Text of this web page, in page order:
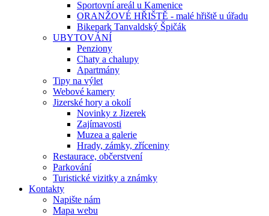
Sportovní areál u Kamenice
ORANŽOVÉ HŘIŠTĚ - malé hřiště u úřadu
Bikepark Tanvaldský Špičák
UBYTOVÁNÍ
Penziony
Chaty a chalupy
Apartmány
Tipy na výlet
Webové kamery
Jizerské hory a okolí
Novinky z Jizerek
Zajímavosti
Muzea a galerie
Hrady, zámky, zříceniny
Restaurace, občerstvení
Parkování
Turistické vizitky a známky
Kontakty
Napište nám
Mapa webu